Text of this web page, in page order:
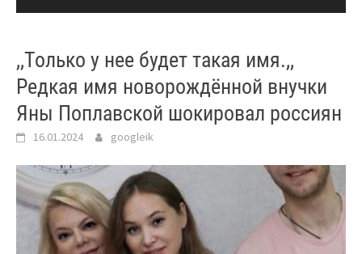
,,Только у нее будет такая имя.,,
Редкая имя новорождённой внучки
Яны Поплавской шокировал россиян
16.01.2024 googleik